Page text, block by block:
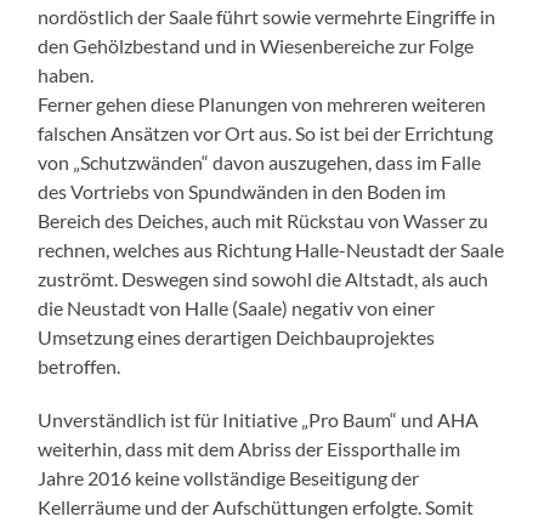
nordöstlich der Saale führt sowie vermehrte Eingriffe in
den Gehölzbestand und in Wiesenbereiche zur Folge
haben.
Ferner gehen diese Planungen von mehreren weiteren
falschen Ansätzen vor Ort aus. So ist bei der Errichtung
von „Schutzwänden“ davon auszugehen, dass im Falle
des Vortriebs von Spundwänden in den Boden im
Bereich des Deiches, auch mit Rückstau von Wasser zu
rechnen, welches aus Richtung Halle-Neustadt der Saale
zuströmt. Deswegen sind sowohl die Altstadt, als auch
die Neustadt von Halle (Saale) negativ von einer
Umsetzung eines derartigen Deichbauprojektes
betroffen.
Unverständlich ist für Initiative „Pro Baum“ und AHA
weiterhin, dass mit dem Abriss der Eissporthalle im
Jahre 2016 keine vollständige Beseitigung der
Kellerräume und der Aufschüttungen erfolgte. Somit